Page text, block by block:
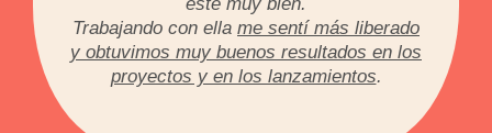
esté muy bien.
Trabajando con ella me sentí más liberado
y obtuvimos muy buenos resultados en los
proyectos y en los lanzamientos.